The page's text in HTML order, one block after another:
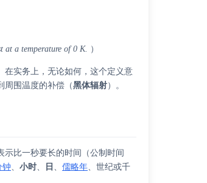
at a temperature of 0 K. ）
在实务上，无论如何，这个定义意
周围温度的补偿（黑体辐射）。
示比一秒要长的时间（公制时间
钟 、小时 日 、儒略年 、世纪或千